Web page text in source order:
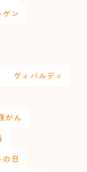
ゲン
ヴィバルディ
がん
日